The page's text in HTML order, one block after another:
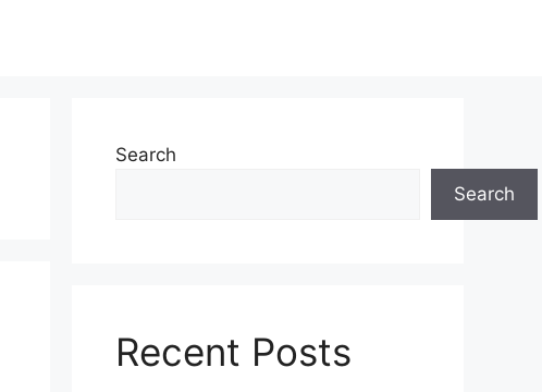
Search
Search
Recent Posts